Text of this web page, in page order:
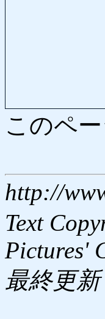
このペ
http://
Text
Pictures'
最終更